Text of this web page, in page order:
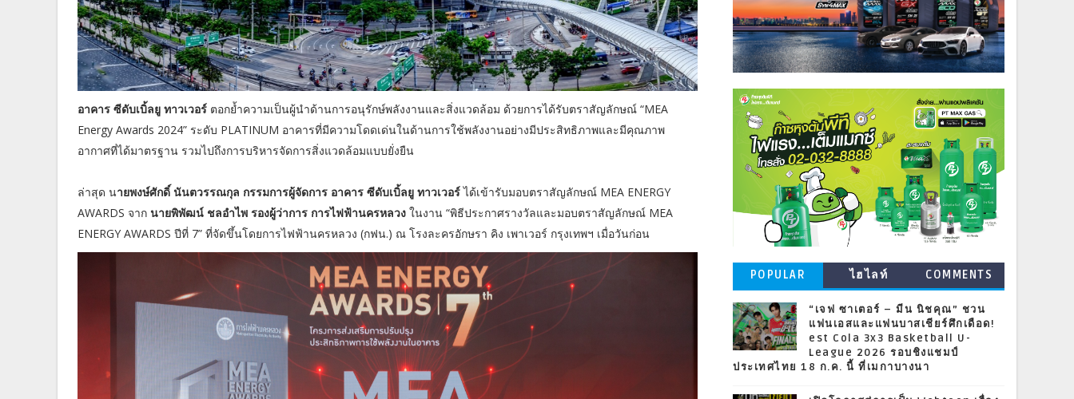
อาคาร ซีดับเบิ้ลยู ทาวเวอร์ ตอกย้ำความเป็นผู้นำด้านการอนุรักษ์พลังงานและสิ่งแวดล้อม ด้วยการได้รับตราสัญลักษณ์ “MEA
Energy Awards 2024” ระดับ PLATINUM อาคารที่มีความโดดเด่นในด้านการใช้พลังงานอย่างมีประสิทธิภาพและมีคุณภาพ
อากาศที่ได้มาตรฐาน รวมไปถึงการบริหารจัดการสิ่งแวดล้อมแบบยั่งยืน
ล่าสุด นายพงษ์ศักดิ์ นันตวรรณกุล กรรมการผู้จัดการ อาคาร ซีดับเบิ้ลยู ทาวเวอร์ได้เข้ารับมอบตราสัญลักษณ์ MEA ENERGY
AWARDS จาก นายพิพัฒน์ ชลอำไพ รองผู้ว่าการ การไฟฟ้านครหลวง ในงาน “พิธีประกาศรางวัลและมอบตราสัญลักษณ์ MEA
ENERGY AWARDS ปีที่ 7” ที่จัดขึ้นโดยการไฟฟ้านครหลวง (กฟน.) ณ โรงละครอักษรา คิง เพาเวอร์ กรุงเทพฯ เมื่อวันก่อน
POPULAR ไฮไลท์ COMMENTS
“เจฟ ซาเตอร์ – มีน นิชคุณ” ชวน
แฟนเอสและแฟนบาสเชียร์ศึกเดือด!
est Cola 3x3 Basketball U-
League 2026 รอบชิงแชมป์
ประเทศไทย 18 ก.ค. นี้ ที่เมกาบางนา